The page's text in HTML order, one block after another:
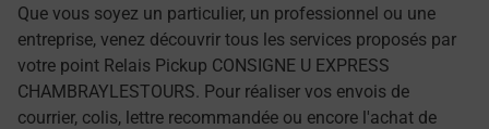
Que vous soyez un particulier, un professionnel ou une
entreprise, venez découvrir tous les services proposés par
votre point Relais Pickup CONSIGNE U EXPRESS
CHAMBRAYLESTOURS. Pour réaliser vos envois de
courrier, colis, lettre recommandée ou encore l'achat de